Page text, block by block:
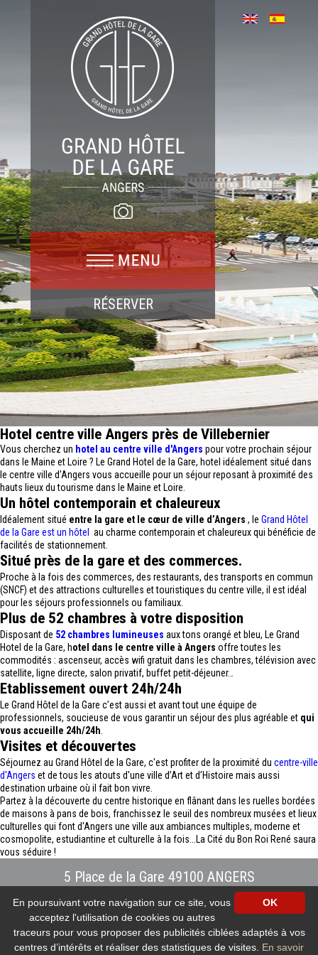
RÉSERVER
Hotel centre ville Angers près de Villebernier
Vous cherchez un hotel au centre ville d'Angers pour votre prochain séjour
dans le Maine et Loire ? Le Grand Hotel de la Gare, hotel idéalement situé dans
le centre ville d'Angers vous accueille pour un séjour reposant à proximité des
hauts lieux du tourisme dans le Maine et Loire.
Un hôtel contemporain et chaleureux
Idéalement situé entre la gare et le cœur de ville d’Angers , le Grand Hôtel
de la Gare est un hôtel
au charme contemporain et chaleureux qui bénéficie de
facilités de stationnement.
Situé près de la gare et des commerces.
Proche à la fois des commerces, des restaurants, des transports en commun
(SNCF) et des attractions culturelles et touristiques du centre ville, il est idéal
pour les séjours professionnels ou familiaux.
Plus de 52 chambres à votre disposition
Disposant de 52 chambres lumineuses aux tons orangé et bleu, Le Grand
Hotel de la Gare, hotel dans le centre ville à Angers offre toutes les
commodités : ascenseur, accès wifi gratuit dans les chambres, télévision avec
satellite, ligne directe, salon privatif, buffet petit-déjeuner…
Etablissement ouvert 24h/24h
Le Grand Hôtel de la Gare c’est aussi et avant tout une équipe de
professionnels, soucieuse de vous garantir un séjour des plus agréable et qui
vous accueille 24h/24h
Visites et découvertes
Séjournez au Grand Hôtel de la Gare, c'est profiter de la proximité du centre-ville
d'Angers et de tous les atouts d'une ville d’Art et d’Histoire mais aussi
destination urbaine où il fait bon vivre.
Partez à la découverte du centre historique en flânant dans les ruelles bordées
de maisons à pans de bois, franchissez le seuil des nombreux musées et lieux
culturelles qui font d'Angers une ville aux ambiances multiples, moderne et
cosmopolite, estudiantine et culturelle à la fois...La Cité du Bon Roi René saura
vous séduire !
5 Place de la Gare 49100 ANGERS
info@hotel-angers.fr
www.grandhoteldelagare-angers.com
Création et référencement Site internet E-comouest - ANGERS
Mentions légales-Plan du site- Galerie photos-Protection des données
personnelles
Nos flux RSS
OK
En poursuivant votre navigation sur ce site, vous
acceptez l'utilisation de cookies ou autres
traceurs pour vous proposer des publicités ciblées adaptés à vos
centres d’intérêts et réaliser des statistiques de visites. En savoir